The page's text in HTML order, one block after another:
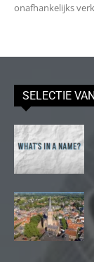
onafhankelijks
SELECTIE